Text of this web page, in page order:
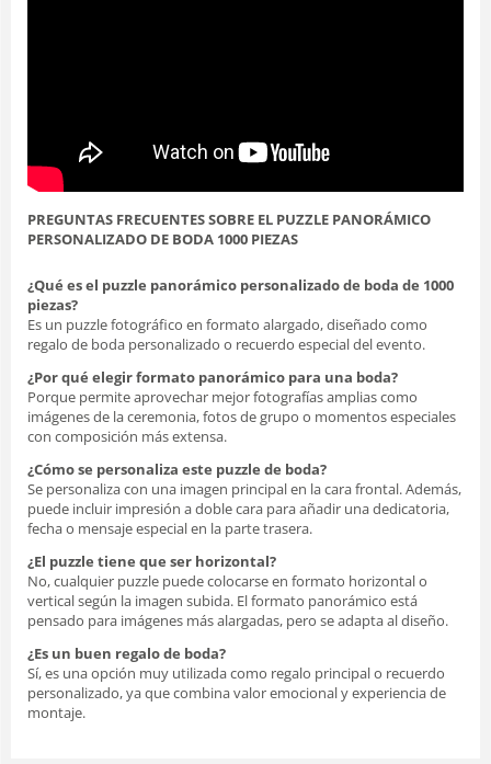
PREGUNTAS FRECUENTES SOBRE EL PUZZLE PANORÁMICO
PERSONALIZADO DE BODA 1000 PIEZAS
¿Qué es el puzzle panorámico personalizado de boda de 1000
piezas?
Es un puzzle fotográfico en formato alargado, diseñado como
regalo de boda personalizado o recuerdo especial del evento.
¿Por qué elegir formato panorámico para una boda?
Porque permite aprovechar mejor fotografías amplias como
imágenes de la ceremonia, fotos de grupo o momentos especiales
con composición más extensa.
¿Cómo se personaliza este puzzle de boda?
Se personaliza con una imagen principal en la cara frontal. Además,
puede incluir impresión a doble cara para añadir una dedicatoria,
fecha o mensaje especial en la parte trasera.
¿El puzzle tiene que ser horizontal?
No, cualquier puzzle puede colocarse en formato horizontal o
vertical según la imagen subida. El formato panorámico está
pensado para imágenes más alargadas, pero se adapta al diseño.
¿Es un buen regalo de boda?
Sí, es una opción muy utilizada como regalo principal o recuerdo
personalizado, ya que combina valor emocional y experiencia de
montaje.